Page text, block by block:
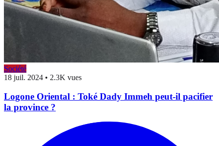
Société
18 juil. 2024 • 2.3K vues
Logone Oriental : Toké Dady Immeh peut-il pacifier
la province ?